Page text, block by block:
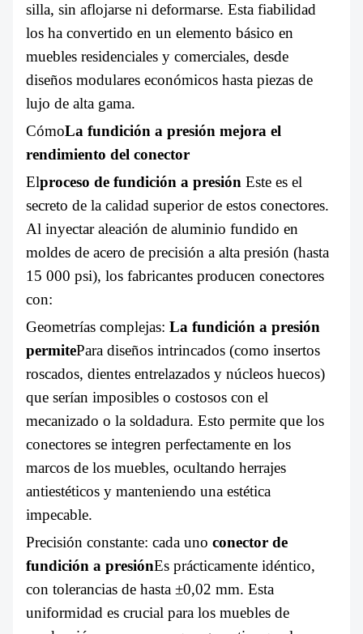
silla, sin aflojarse ni deformarse. Esta fiabilidad
los ha convertido en un elemento básico en
muebles residenciales y comerciales, desde
diseños modulares económicos hasta piezas de
lujo de alta gama.
CómoLa fundición a presión mejora el
rendimiento del conector
Elproceso de fundición a presión Este es el
secreto de la calidad superior de estos conectores.
Al inyectar aleación de aluminio fundido en
moldes de acero de precisión a alta presión (hasta
15 000 psi), los fabricantes producen conectores
con:
Geometrías complejas: La fundición a presión
permitePara diseños intrincados (como insertos
roscados, dientes entrelazados y núcleos huecos)
que serían imposibles o costosos con el
mecanizado o la soldadura. Esto permite que los
conectores se integren perfectamente en los
marcos de los muebles, ocultando herrajes
antiestéticos y manteniendo una estética
impecable.
Precisión constante: cada uno conector de
fundición a presiónEs prácticamente idéntico,
con tolerancias de hasta ±0,02 mm. Esta
uniformidad es crucial para los muebles de